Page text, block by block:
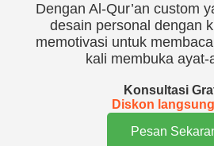
Dengan Al-Qur’an custom
desain personal dengan
memotivasi untuk
kali membuka ayat-
Konsultasi
Diskon
Pesan